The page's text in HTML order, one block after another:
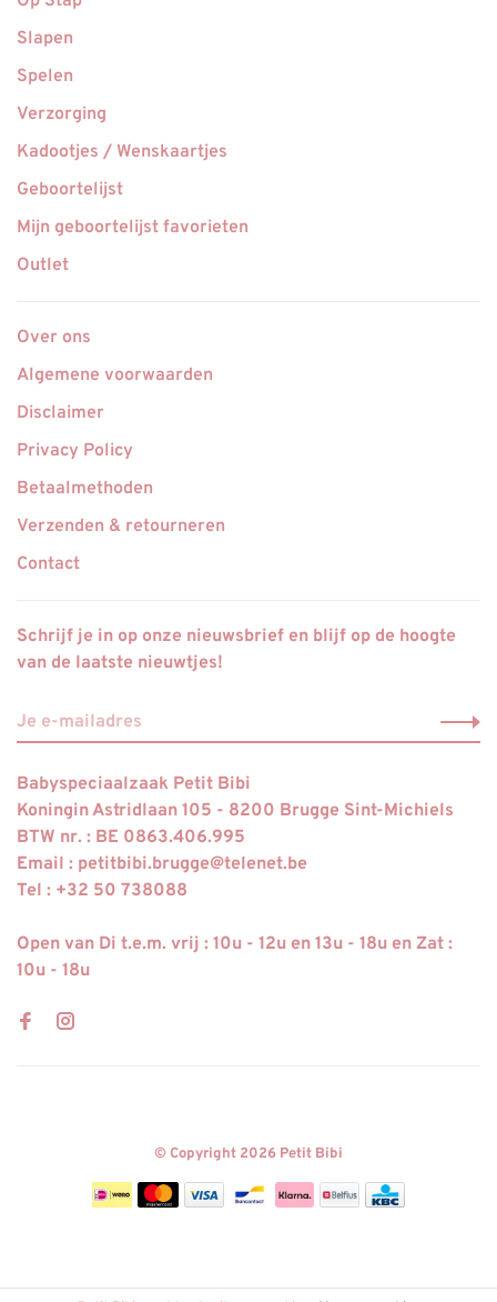
Slapen
Spelen
Verzorging
Kadootjes / Wenskaartjes
Geboortelijst
Mijn geboortelijst favorieten
Outlet
Over ons
Algemene voorwaarden
Disclaimer
Privacy Policy
Betaalmethoden
Verzenden & retourneren
Contact
Schrijf je in op onze nieuwsbrief en blijf op de hoogte
van de laatste nieuwtjes!
Babyspeciaalzaak Petit Bibi
Koningin Astridlaan 105 - 8200 Brugge Sint-Michiels
BTW nr. : BE 0863.406.995
Email : petitbibi.brugge@telenet.be
Tel : +32 50 738088
Open van Di t.e.m. vrij : 10u - 12u en 13u - 18u en Zat :
10u - 18u
© Copyright 2026 Petit Bibi